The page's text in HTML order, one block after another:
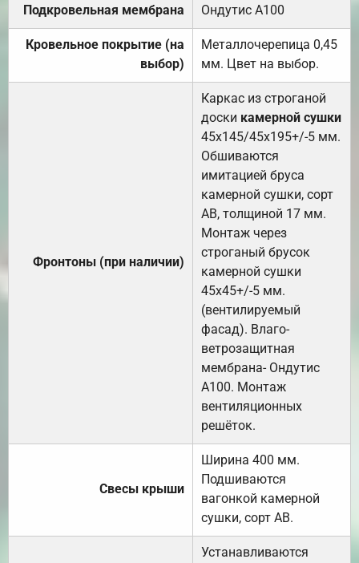
Подкровельная мембрана Ондутис А100
Кровельное покрытие (на
выбор)
Металлочерепица 0,45
мм. Цвет на выбор.
Фронтоны (при наличии)
Каркас из строганой
доски камерной сушки
45х145/45х195+/-5 мм.
Обшиваются
имитацией бруса
камерной сушки, сорт
АВ, толщиной 17 мм.
Монтаж через
строганый брусок
камерной сушки
45х45+/-5 мм.
(вентилируемый
фасад). Влаго-
ветрозащитная
мембрана- Ондутис
А100. Монтаж
вентиляционных
решёток.
Свесы крыши
Ширина 400 мм.
Подшиваются
вагонкой камерной
сушки, сорт АВ.
Устанавливаются